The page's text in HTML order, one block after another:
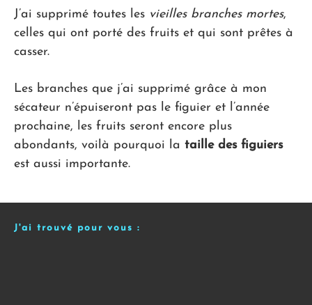
J’ai supprimé toutes les vieilles branches mortes,
celles qui ont porté des fruits et qui sont prêtes à
casser.
Les branches que j’ai supprimé grâce à mon
sécateur n’épuiseront pas le figuier et l’année
prochaine, les fruits seront encore plus
abondants, voilà pourquoi la taille des figuiers
est aussi importante.
J'ai trouvé pour vous :